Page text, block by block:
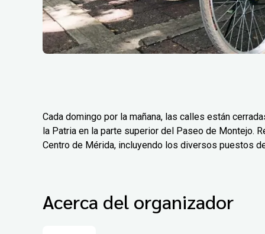
Cada domingo por la mañana, las calles están
la Patria en la parte superior del Paseo de Montejo.
Centro de Mérida, incluyendo los diversos puestos
Acerca del organizador